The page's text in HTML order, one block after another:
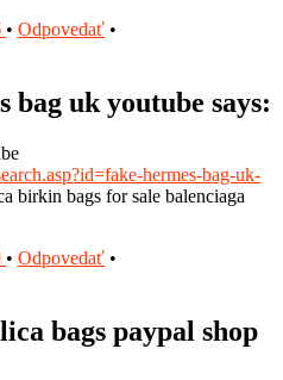
• Odpovedať •
bag uk youtube says:
hermes-bag-uk-
birkin bags for sale balenciaga
• Odpovedať •
bags paypal shop